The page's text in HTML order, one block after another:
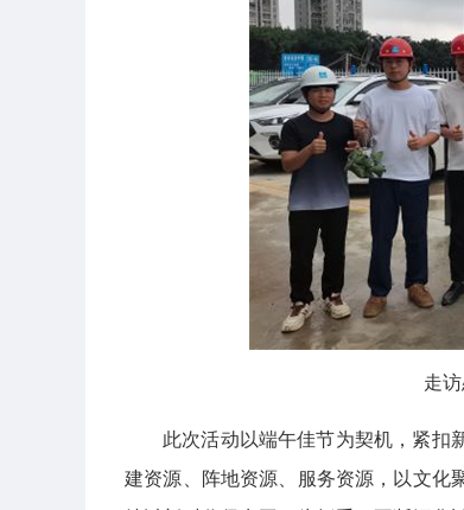
走
此次活动以端午佳节为契机，紧扣
建资源、阵地资源、服务资源，以文化